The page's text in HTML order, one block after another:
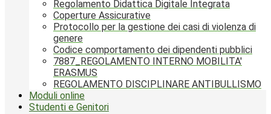
Regolamento Didattica Digitale Integrata
Coperture Assicurative
Protocollo per la gestione dei casi di violenza di
genere
Codice comportamento dei dipendenti pubblici
7887_REGOLAMENTO INTERNO MOBILITA'
ERASMUS
REGOLAMENTO DISCIPLINARE ANTIBULLISMO
Moduli online
Studenti e Genitori